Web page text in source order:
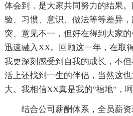
体会到，是大家共同努力的结果
验、习惯、意识、做法等等差异
突、意见不一，但好在得到大家
迅速融入XX。回顾这一年，在取
我更深刻感受到自我的成长，不
活上还找到一生的伴侣，当然这
大。我相信XX真是我的"福地"，呵
结合公司薪酬体系，全员薪